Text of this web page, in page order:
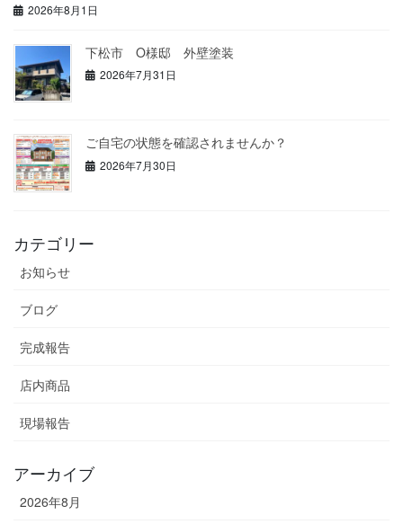
2026年8月1日
下松市 O様邸 外壁塗装
2026年7月31日
ご自宅の状態を確認されませんか？
2026年7月30日
カテゴリー
お知らせ
ブログ
完成報告
店内商品
現場報告
アーカイブ
2026年8月